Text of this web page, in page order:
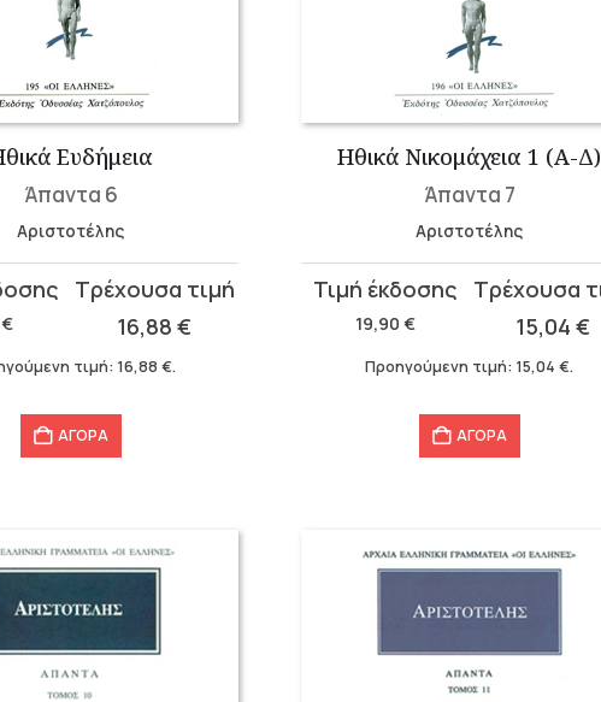
Ευδήμεια
Άπαντα 6
Αριστοτέλης
€ 16,88€
τιμή: 16,88 €.
ΑΓΟΡΑ
Ηθικά Νικομάχεια 1 (Α-Δ)
Άπαντα 7
Αριστοτέλης
19,90 €
Original
15,04€
τρέχουσα
Προηγούμενη τιμή: 15,04 €.
ΑΓΟΡΑ